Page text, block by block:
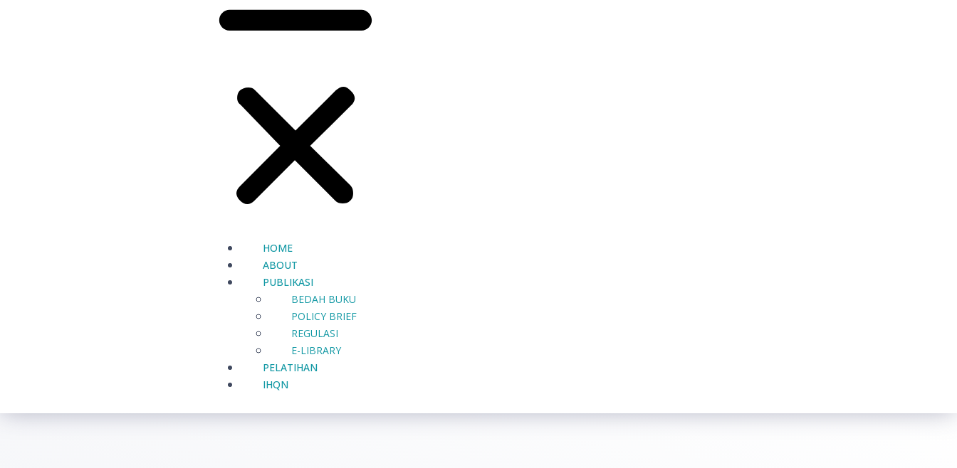
HOME
ABOUT
PUBLIKASI
BEDAH BUKU
POLICY BRIEF
REGULASI
E-LIBRARY
PELATIHAN
IHQN